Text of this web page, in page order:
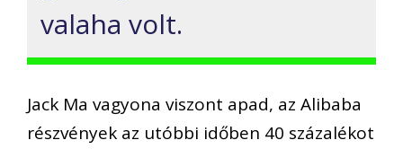
valaha volt.
Jack Ma vagyona viszont apad, az Alibaba
részvények az utóbbi időben 40 százalékot